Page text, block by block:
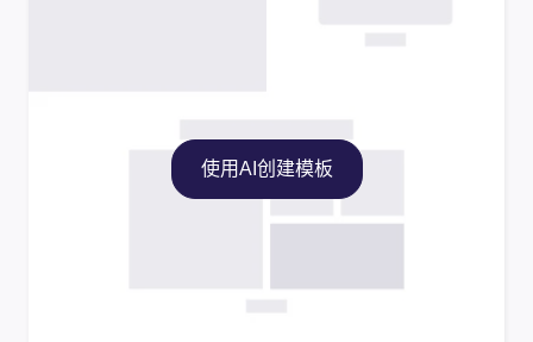
使用AI创建模板